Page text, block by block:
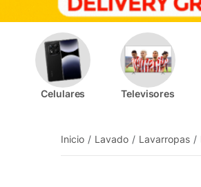
Celulares Televisores
Inicio Lavado Lavarropas